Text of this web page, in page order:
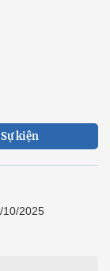
Sự kiện
10/2025